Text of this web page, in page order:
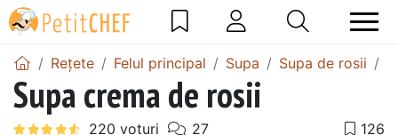
Rețete Felul principal Supa Supa de rosii
Supa crema de rosii